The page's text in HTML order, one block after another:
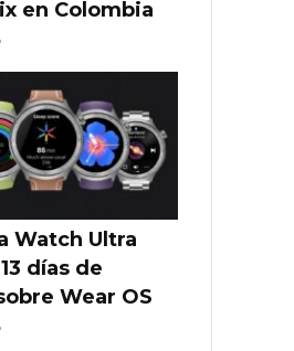
en Colombia
Watch Ultra
días de
Wear OS